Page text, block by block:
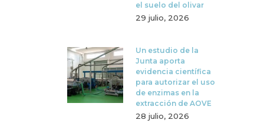
el suelo del olivar
29 julio, 2026
Un estudio de la
Junta aporta
evidencia científica
para autorizar el uso
de enzimas en la
extracción de AOVE
28 julio, 2026